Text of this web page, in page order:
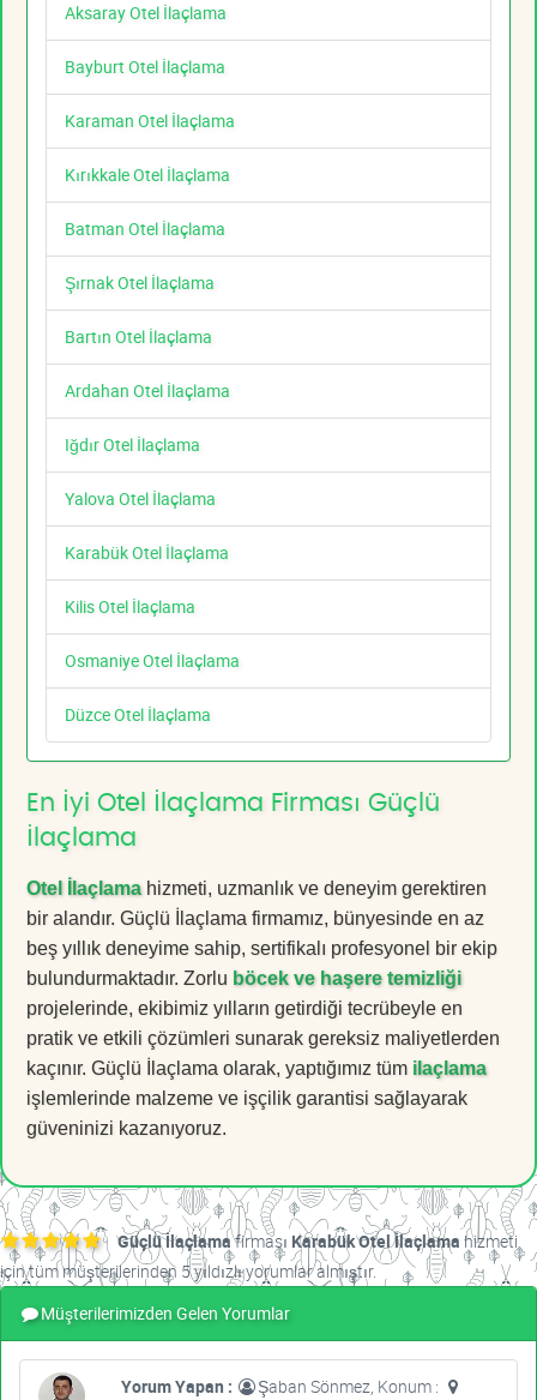
Aksaray Otel İlaçlama
Bayburt Otel İlaçlama
Karaman Otel İlaçlama
Kırıkkale Otel İlaçlama
Batman Otel İlaçlama
Şırnak Otel İlaçlama
Bartın Otel İlaçlama
Ardahan Otel İlaçlama
Iğdır Otel İlaçlama
Yalova Otel İlaçlama
Karabük Otel İlaçlama
Kilis Otel İlaçlama
Osmaniye Otel İlaçlama
Düzce Otel İlaçlama
En İyi Otel İlaçlama Firması Güçlü
İlaçlama
Otel İlaçlamahizmeti, uzmanlık ve deneyim gerektiren
bir alandır. Güçlü İlaçlama firmamız, bünyesinde en az
beş yıllık deneyime sahip, sertifikalı profesyonel bir ekip
bulundurmaktadır. Zorlu böcek ve haşere temizliği
projelerinde, ekibimiz yılların getirdiği tecrübeyle en
pratik ve etkili çözümleri sunarak gereksiz maliyetlerden
kaçınır. Güçlü İlaçlama olarak, yaptığımız tüm ilaçlama
işlemlerinde malzeme ve işçilik garantisi sağlayarak
güveninizi kazanıyoruz.
Güçlü İlaçlamafirması Karabük Otel İlaçlama hizmeti
için tüm müşterilerinden 5 yıldızlı yorumlar almıştır.
Müşterilerimizden Gelen Yorumlar
Yorum Yapan :
Şaban Sönmez, Konum :